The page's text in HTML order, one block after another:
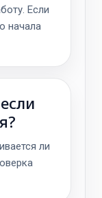
Если
начала
ли